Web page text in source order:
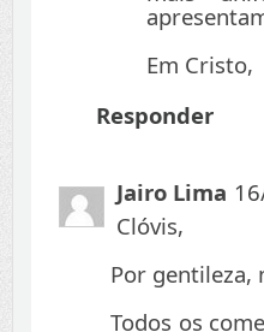
Em Cristo,
Responder
Jairo Lima
Clóvis,
Por gentileza,
Todos os